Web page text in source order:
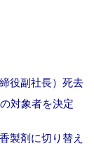
役副社長）死去
対象者を決定
製剤に切り替え